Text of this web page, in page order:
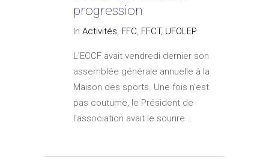
progression
In Activités, FFC, FFCT, UFOLEP
L'ECCF avait vendredi dernier son
assemblée générale annuelle à la
Maison des sports. Une fois n'est
pas coutume, le Président de
l'association avait le sourire...